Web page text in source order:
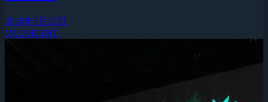
2026年7月27日
VALORANT